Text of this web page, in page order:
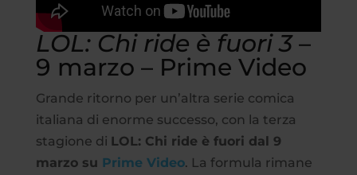
LOL: Chi ride è fuori 3–
9 marzo – Prime Video
Grande ritorno per un’altra serie comica
italiana di enorme successo, con la terza
stagione di LOL: Chi ride è fuori dal 9
marzo su Prime Video. La formula rimane